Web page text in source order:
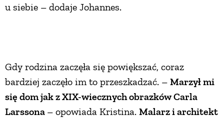
u siebie – dodaje Johannes.
Gdy rodzina zaczęła się powiększać, coraz
bardziej zaczęło im to przeszkadzać. – Marzył mi
się dom jak z XIX-wiecznych obrazków Carla
Larssona – opowiada Kristina. Malarz i architekt